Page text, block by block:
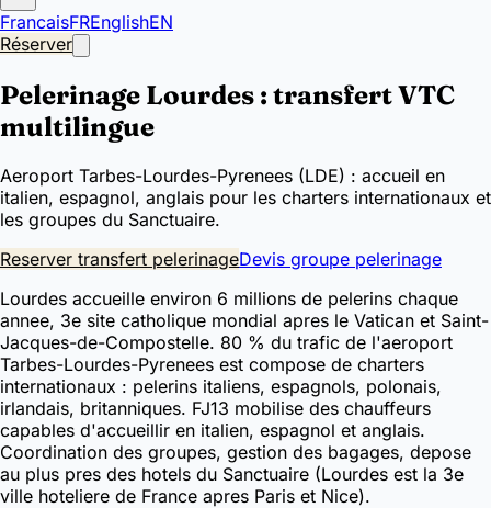
FrancaisFREnglishEN
Réserver
Pelerinage Lourdes : transfert VTC
multilingue
Aeroport Tarbes-Lourdes-Pyrenees (LDE) : accueil en
italien, espagnol, anglais pour les charters internationaux et
les groupes du Sanctuaire.
Reserver transfert pelerinageDevis groupe pelerinage
Lourdes accueille environ 6 millions de pelerins chaque
annee, 3e site catholique mondial apres le Vatican et Saint-
Jacques-de-Compostelle. 80 % du trafic de l'aeroport
Tarbes-Lourdes-Pyrenees est compose de charters
internationaux : pelerins italiens, espagnols, polonais,
irlandais, britanniques. FJ13 mobilise des chauffeurs
capables d'accueillir en italien, espagnol et anglais.
Coordination des groupes, gestion des bagages, depose
au plus pres des hotels du Sanctuaire (Lourdes est la 3e
ville hoteliere de France apres Paris et Nice).